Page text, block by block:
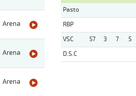
Arena
Arena
Arena
Pasto
RBP
VSC
57 3 7 5
D.S.C